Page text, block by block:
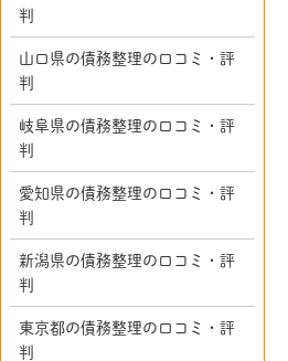
判
山口県の債務整理の口コミ・評
判
岐阜県の債務整理の口コミ・評
判
愛知県の債務整理の口コミ・評
判
新潟県の債務整理の口コミ・評
判
東京都の債務整理の口コミ・評
判